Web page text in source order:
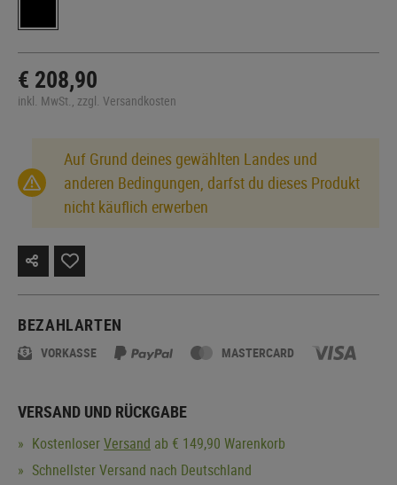
€ 208,90
inkl. MwSt., zzgl. Versandkosten
Auf Grund deines gewählten Landes und
anderen Bedingungen, darfst du dieses Produkt
nicht käuflich erwerben
BEZAHLARTEN
VORKASSE MASTERCARD
VERSAND UND RÜCKGABE
KostenloserVersand ab € 149,90 Warenkorb
Schnellster Versand nach Deutschland